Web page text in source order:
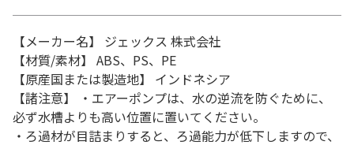
【メーカー名】 ジェックス 株式会社
【材質/素材】 ABS、PS、PE
【原産国または製造地】 インドネシア
【諸注意】 ・エアーポンプは、水の逆流を防ぐために、
必ず水槽よりも高い位置に置いてください。
・ろ過材が目詰まりすると、ろ過能力が低下しますので、